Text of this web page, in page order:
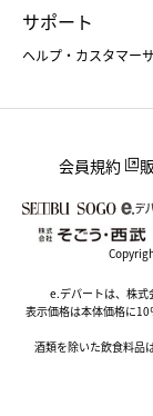
サポート
ヘルプ・カスタマー
会員規約
e.デパートは、株式
表示価格は本体価格に
酒類を除いた飲食料品